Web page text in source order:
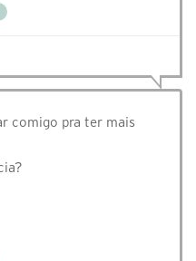
comigo pra ter mais